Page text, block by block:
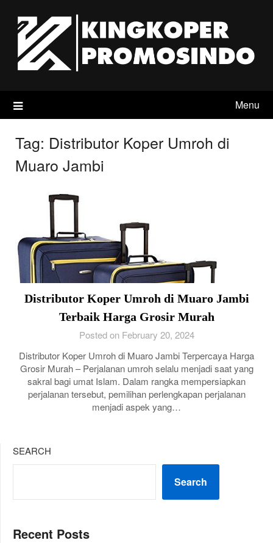
content
Menu
Tag: Distributor Koper Umroh di
Muaro Jambi
Distributor Koper Umroh di Muaro Jambi
Terbaik Harga Grosir Murah
Posted on February 20, 2024
Distributor Koper Umroh di Muaro Jambi Terpercaya Harga
Grosir Murah – Perjalanan umroh selalu menjadi saat yang
sakral bagi umat Islam. Dalam rangka mempersiapkan
perjalanan tersebut, pemilihan perlengkapan perjalanan
menjadi aspek yang…
SEARCH
Search
Recent Posts